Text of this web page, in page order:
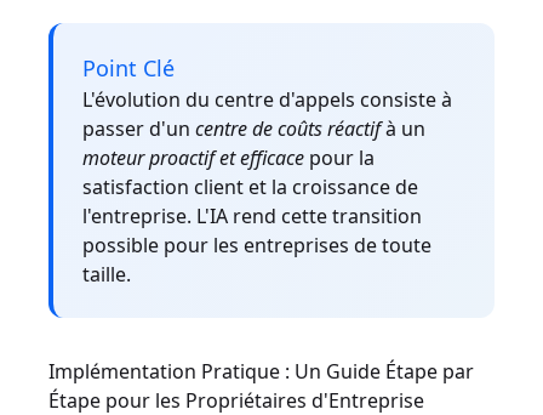
Point Clé
L'évolution du centre d'appels consiste à
passer d'un centre de coûts réactifà un
moteur proactif et efficace pour la
satisfaction client et la croissance de
l'entreprise. L'IA rend cette transition
possible pour les entreprises de toute
taille.
Implémentation Pratique : Un Guide Étape par
Étape pour les Propriétaires d'Entreprise